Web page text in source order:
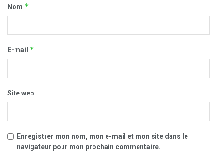
Nom *
E-mail *
Site web
Enregistrer mon nom, mon e-mail et mon site dans le
navigateur pour mon prochain commentaire.